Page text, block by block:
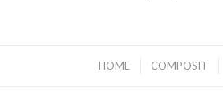
HOME COMPOSIT